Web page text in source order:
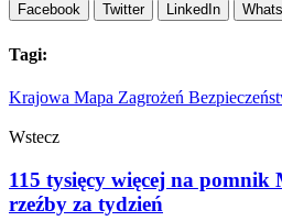
Facebook Twitter LinkedIn
Tagi:
Krajowa Mapa Zagrożeń
Wstecz
115 tysięcy więcej na pomnik
rzeźby za tydzień